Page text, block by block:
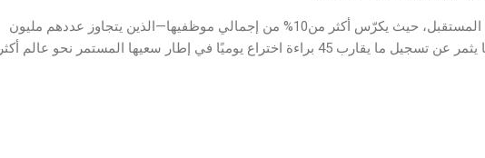
وتواصل BYD استثماراتها المكثفة في تقنيات المستقبل، حيث يكرّس أكثر من10% من إجمالي موظفيها—الذين يتجاوز عددهم مليون
موظف—جهودهم لأعمال البحث والتطوير، ما يثمر عن تسجيل ما يقارب 45 براءة اختراع يوميًا في إطار سعيها المستمر نحو عالم أكثر